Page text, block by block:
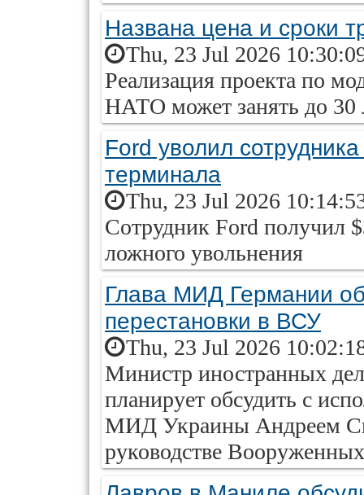
Названа цена и сроки
Thu, 23 Jul 2026
Реализация проекта по
НАТО может занять до 30
Ford уволил
терминала
Thu, 23 Jul 2026
Сотрудник Ford получил
ложного увольнения
Глава МИД Германии
перестановки в ВСУ
Thu, 23 Jul 2026
Министр иностранных
планирует обсудить с
МИД Украины Андреем
руководстве